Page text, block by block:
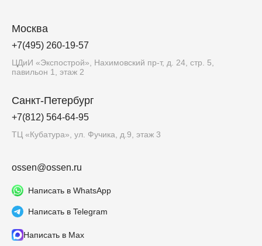
ossen@ossen.ru
Написать в WhatsApp
Санкт-Петербург
+7(812) 564-64-95
ТЦ «Кубатура», ул. Фучика, д.9, этаж 3
+7(495) 260-19-57
ЦДиИ «Экспострой», Нахимовский пр-т, д. 24, стр. 5,
павильон 1, этаж 2
Москва
Написать в Telegram
Написать в Max